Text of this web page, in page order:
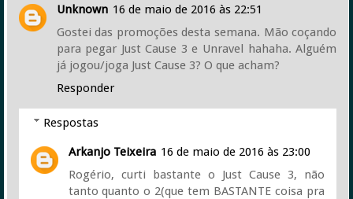
Unknown 16 de maio de 2016 às 22:51
Gostei das promoções desta semana. Mão coçando
para pegar Just Cause 3 e Unravel hahaha. Alguém
já jogou/joga Just Cause 3? O que acham?
Responder
Respostas
Arkanjo Teixeira 16 de maio de 2016 às 23:00
Rogério, curti bastante o Just Cause 3, não
tanto quanto o 2(que tem BASTANTE coisa pra